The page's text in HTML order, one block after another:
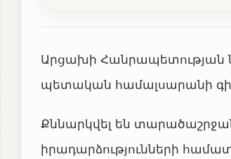
Արցախի Հանրապետության
պետական համալսարանի
Քննարկվել են
իրադարձությունների